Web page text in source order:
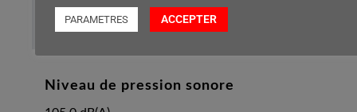
448 mm
Niveau de pression sonore
PARAMETRES ACCEPTER